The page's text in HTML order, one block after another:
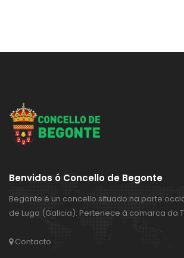
Benvidos ó Concello de Begonte
Begonte é un concello situado na parte
de Lugo (Galicia). Pertenece á comarca da
Contacto